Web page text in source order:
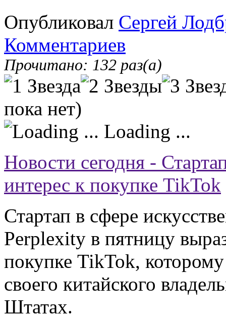
Опубликовал Сергей
Комментариев
Прочитано: 132 раз(а)
пока нет)
Loading ...
Новости сегодня -
интерес к покупке TikTok
Стартап в сфере
Perplexity в пятницу
покупке TikTok,
своего китайского
Штатах.